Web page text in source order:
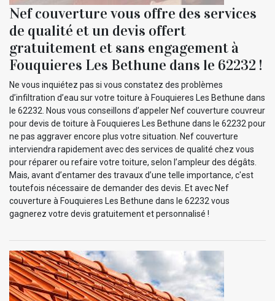
Nef couverture vous offre des services
de qualité et un devis offert
gratuitement et sans engagement à
Fouquieres Les Bethune dans le 62232 !
Ne vous inquiétez pas si vous constatez des problèmes
d’infiltration d’eau sur votre toiture à Fouquieres Les Bethune dans
le 62232. Nous vous conseillons d’appeler Nef couverture couvreur
pour devis de toiture à Fouquieres Les Bethune dans le 62232 pour
ne pas aggraver encore plus votre situation. Nef couverture
interviendra rapidement avec des services de qualité chez vous
pour réparer ou refaire votre toiture, selon l’ampleur des dégâts.
Mais, avant d’entamer des travaux d’une telle importance, c'est
toutefois nécessaire de demander des devis. Et avec Nef
couverture à Fouquieres Les Bethune dans le 62232 vous
gagnerez votre devis gratuitement et personnalisé !